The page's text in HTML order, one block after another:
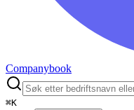
Companybook
⌘K